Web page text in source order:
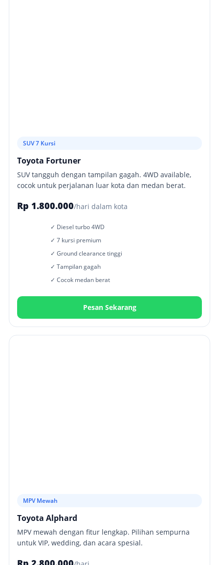
SUV 7 Kursi
Toyota Fortuner
SUV tangguh dengan tampilan gagah. 4WD available,
cocok untuk perjalanan luar kota dan medan berat.
Rp 1.800.000/hari dalam kota
✓ Diesel turbo 4WD
✓ 7 kursi premium
✓ Ground clearance tinggi
✓ Tampilan gagah
✓ Cocok medan berat
Pesan Sekarang
MPV Mewah
Toyota Alphard
MPV mewah dengan fitur lengkap. Pilihan sempurna
untuk VIP, wedding, dan acara spesial.